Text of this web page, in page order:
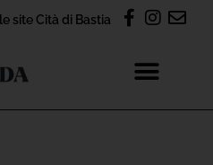
site Cità di Bastia